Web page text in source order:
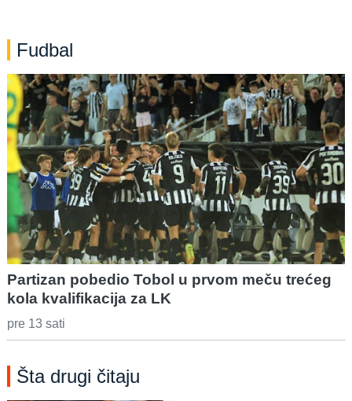
Fudbal
Partizan pobedio Tobol u prvom meču trećeg
kola kvalifikacija za LK
pre 13 sati
Šta drugi čitaju